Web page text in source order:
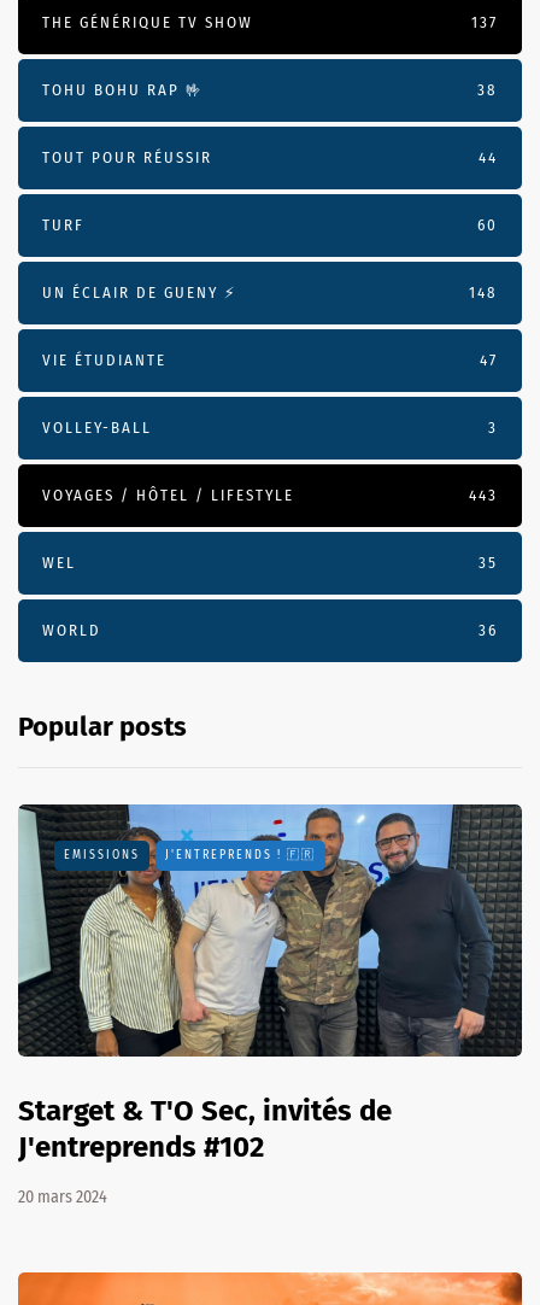
THE GÉNÉRIQUE TV SHOW 137
TOHU BOHU RAP 🤟 38
TOUT POUR RÉUSSIR 44
TURF 60
UN ÉCLAIR DE GUENY ⚡️ 148
VIE ÉTUDIANTE 47
VOLLEY-BALL 3
VOYAGES / HÔTEL / LIFESTYLE 443
WEL 35
WORLD 36
Popular posts
EMISSIONS J'ENTREPRENDS ! 🇫🇷
Starget & T'O Sec, invités de
J'entreprends #102
20 mars 2024